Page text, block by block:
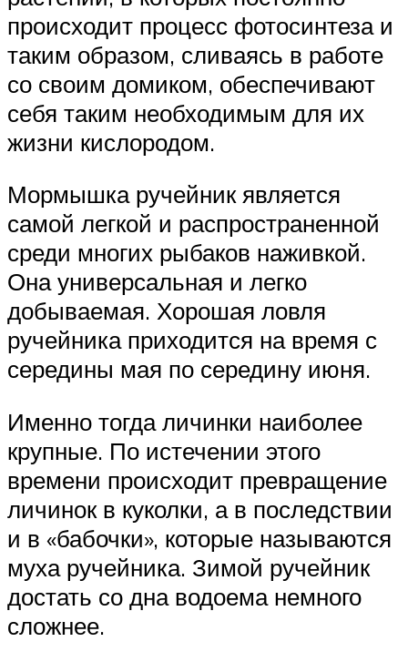
происходит процесс фотосинтеза и
таким образом, сливаясь в работе
со своим домиком, обеспечивают
себя таким необходимым для их
жизни кислородом.
Мормышка ручейник является
самой легкой и распространенной
среди многих рыбаков наживкой.
Она универсальная и легко
добываемая. Хорошая ловля
ручейника приходится на время с
середины мая по середину июня.
Именно тогда личинки наиболее
крупные. По истечении этого
времени происходит превращение
личинок в куколки, а в последствии
и в «бабочки», которые называются
муха ручейника. Зимой ручейник
достать со дна водоема немного
сложнее.